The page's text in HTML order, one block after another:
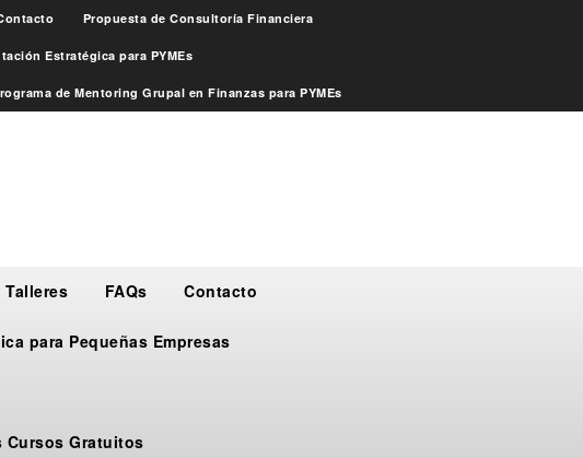
Propuesta de Consultoría Financiera
Estratégica para PYMEs
de Mentoring Grupal en Finanzas para PYMEs
FAQs Contacto
para Pequeñas Empresas
Cursos Gratuitos